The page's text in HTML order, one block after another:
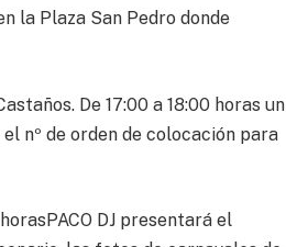
la Plaza San Pedro donde
De 17:00 a 18:00 horas un
nº de orden de colocación para
DJ presentará el